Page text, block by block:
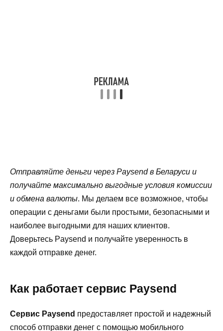
Отправляйте деньги через Paysend в Беларуси и
получайте максимально выгодные условия комиссии
и обмена валюты. Мы делаем все возможное, чтобы
операции с деньгами были простыми, безопасными и
наиболее выгодными для наших клиентов.
Доверьтесь Paysend и получайте уверенность в
каждой отправке денег.
Как работает сервис Paysend
Сервис Paysend предоставляет простой и надежный
способ отправки денег с помощью мобильного